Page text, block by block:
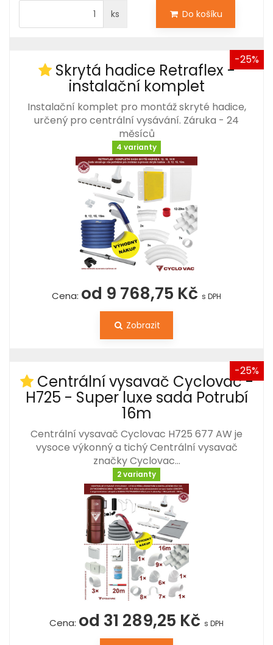
ks Do košíku
-25%
Skrytá hadice Retraflex -
instalační komplet
Instalační komplet pro montáž skryté hadice,
určený pro centrální vysávání. Záruka - 24
měsíců
4 varianty
Cena: od 9 768,75 Kč s DPH
Zobrazit
-25%
Centrální vysavač Cyclovac -
H725 - Super luxe sada Potrubí
16m
Centrální vysavač Cyclovac H725 677 AW je
vysoce výkonný a tichý Centrální vysavač
značky Cyclovac…
2 varianty
Cena: od 31 289,25 Kč s DPH